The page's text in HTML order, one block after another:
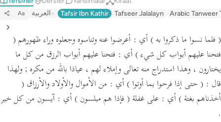
Aa العربية Tafsir Ibn Kathir Tafseer Jalalayn Arabic Tanweer
( فلما نسوا ما ذكروا به ) أي : أعرضوا عنه وتناسوه وجعلوه وراء ظهورهم(
فتحنا عليهم أبواب كل شيء ) أي : فتحنا عليهم أبواب الرزق من كل ما
يختارون ، وهذا استدراج منه تعالى وإملاء لهم ، عياذا بالله من مكره ; ولهذا
قال : ( حتى إذا فرحوا بما أوتوا ) أي : من الأموال والأولاد والأرزاق (
أخذناهم بغتة ) أي : على غفلة( فإذا هم مبلسون ) أي : آيسون من كل خير
.